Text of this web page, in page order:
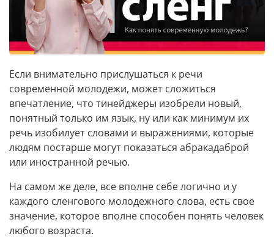
Если внимательно прислушаться к речи
современной молодежи, может сложиться
впечатление, что тинейджеры изобрели новый,
понятный только им язык, ну или как минимум их
речь изобилует словами и выражениями, которые
людям постарше могут показаться абракадаброй
или иностранной речью.
На самом же деле, все вполне себе логично и у
каждого сленгового молодежного слова, есть свое
значение, которое вполне способен понять человек
любого возраста.